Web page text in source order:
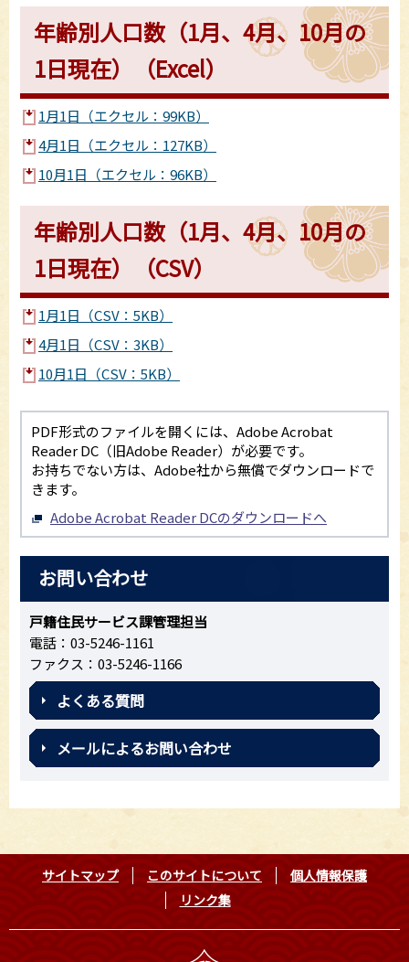
年齢別人口数（1月、4月、10月の
1日現在）（Excel）
1月1日（エクセル：99KB）
4月1日（エクセル：127KB）
10月1日（エクセル：96KB）
年齢別人口数（1月、4月、10月の
1日現在）（CSV）
1月1日（CSV：5KB）
4月1日（CSV：3KB）
10月1日（CSV：5KB）
PDF形式のファイルを開くには、Adobe Acrobat
Reader DC（旧Adobe Reader）が必要です。
お持ちでない方は、Adobe社から無償でダウンロードで
きます。
Adobe Acrobat Reader DCのダウンロードへ
お問い合わせ
戸籍住民サービス課管理担当
電話：03-5246-1161
ファクス：03-5246-1166
よくある質問
メールによるお問い合わせ
サイトマップ このサイトについて
個人情報保護
リンク集